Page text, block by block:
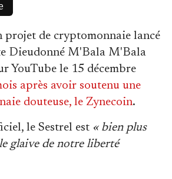
un don
projet de cryptomonnaie lancé
Dieudonné M'Bala M'Bala
YouTube le 15 décembre
après avoir soutenu une
douteuse, le Zynecoin.
le Sestrel est « bien plus
glaive de notre liberté